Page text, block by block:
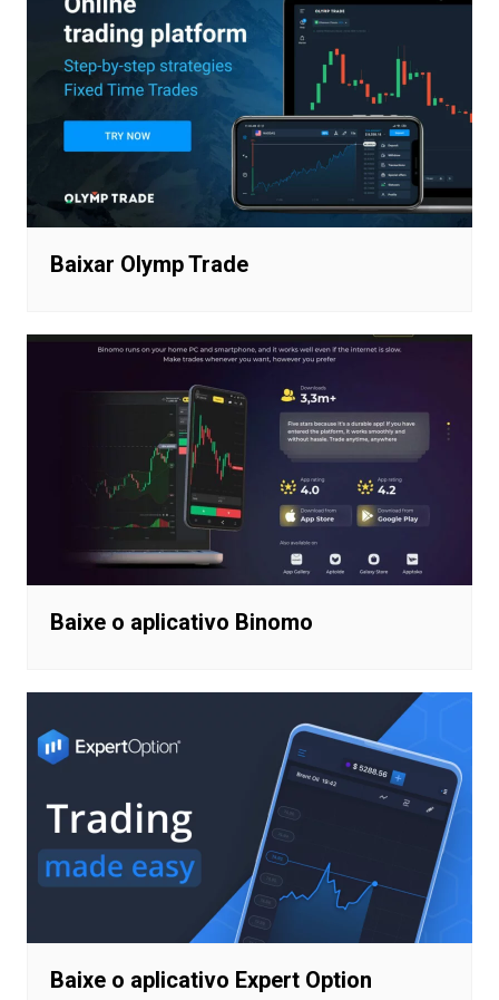
Baixar Olymp Trade
Baixe o aplicativo Binomo
Baixe o aplicativo Expert Option